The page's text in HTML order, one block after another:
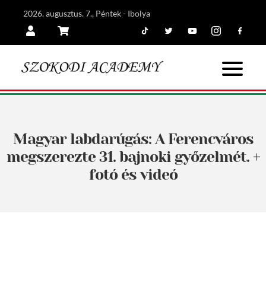
2026. augusztus. 7., Péntek - Ibolya
Magyar labdarúgás: A Ferencváros
megszerezte 31. bajnoki győzelmét. +
fotó és videó